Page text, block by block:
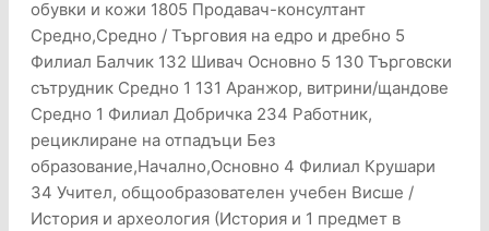
обувки и кожи 1805 Продавач-консултант
Средно,Средно / Търговия на едро и дребно 5
Филиал Балчик 132 Шивач Основно 5 130 Търговски
сътрудник Средно 1 131 Аранжор, витрини/щандове
Средно 1 Филиал Добричка 234 Работник,
рециклиране на отпадъци Без
образование,Начално,Основно 4 Филиал Крушари
34 Учител, общообразователен учебен Висше /
История и археология (История и 1 предмет в